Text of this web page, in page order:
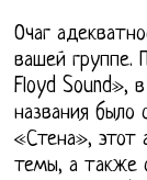
Очаг
вашей группе.
Floyd Sound»,
названия
«Стена», этот
темы, а также